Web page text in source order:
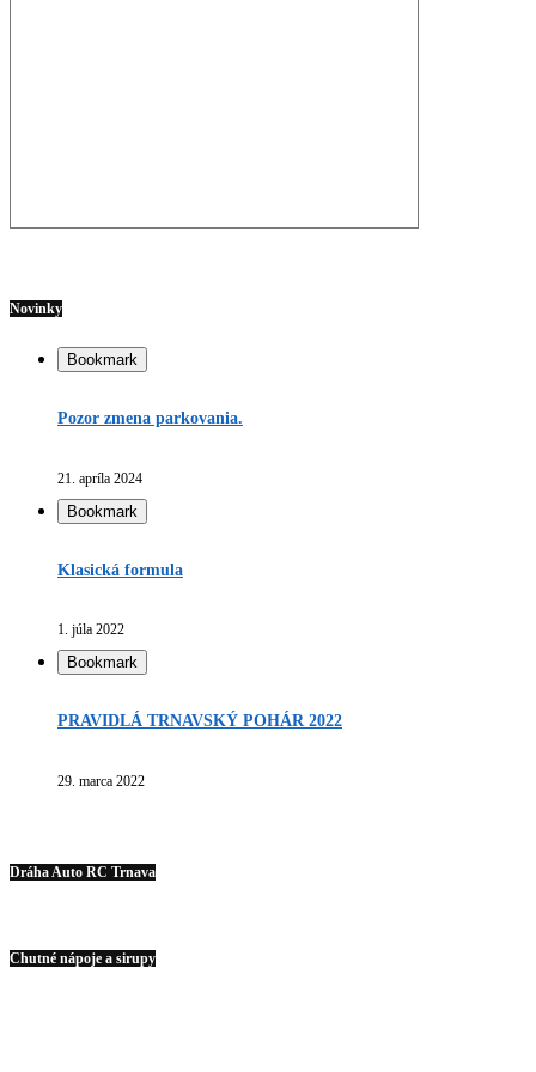
Novinky
Bookmark
Pozor zmena parkovania.
21. apríla 2024
Bookmark
Klasická formula
1. júla 2022
Bookmark
PRAVIDLÁ TRNAVSKÝ POHÁR 2022
29. marca 2022
Dráha Auto RC Trnava
Chutné nápoje a sirupy